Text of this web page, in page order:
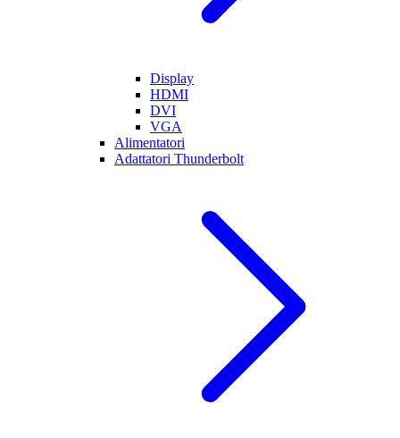
Display
HDMI
DVI
VGA
Alimentatori
Adattatori Thunderbolt